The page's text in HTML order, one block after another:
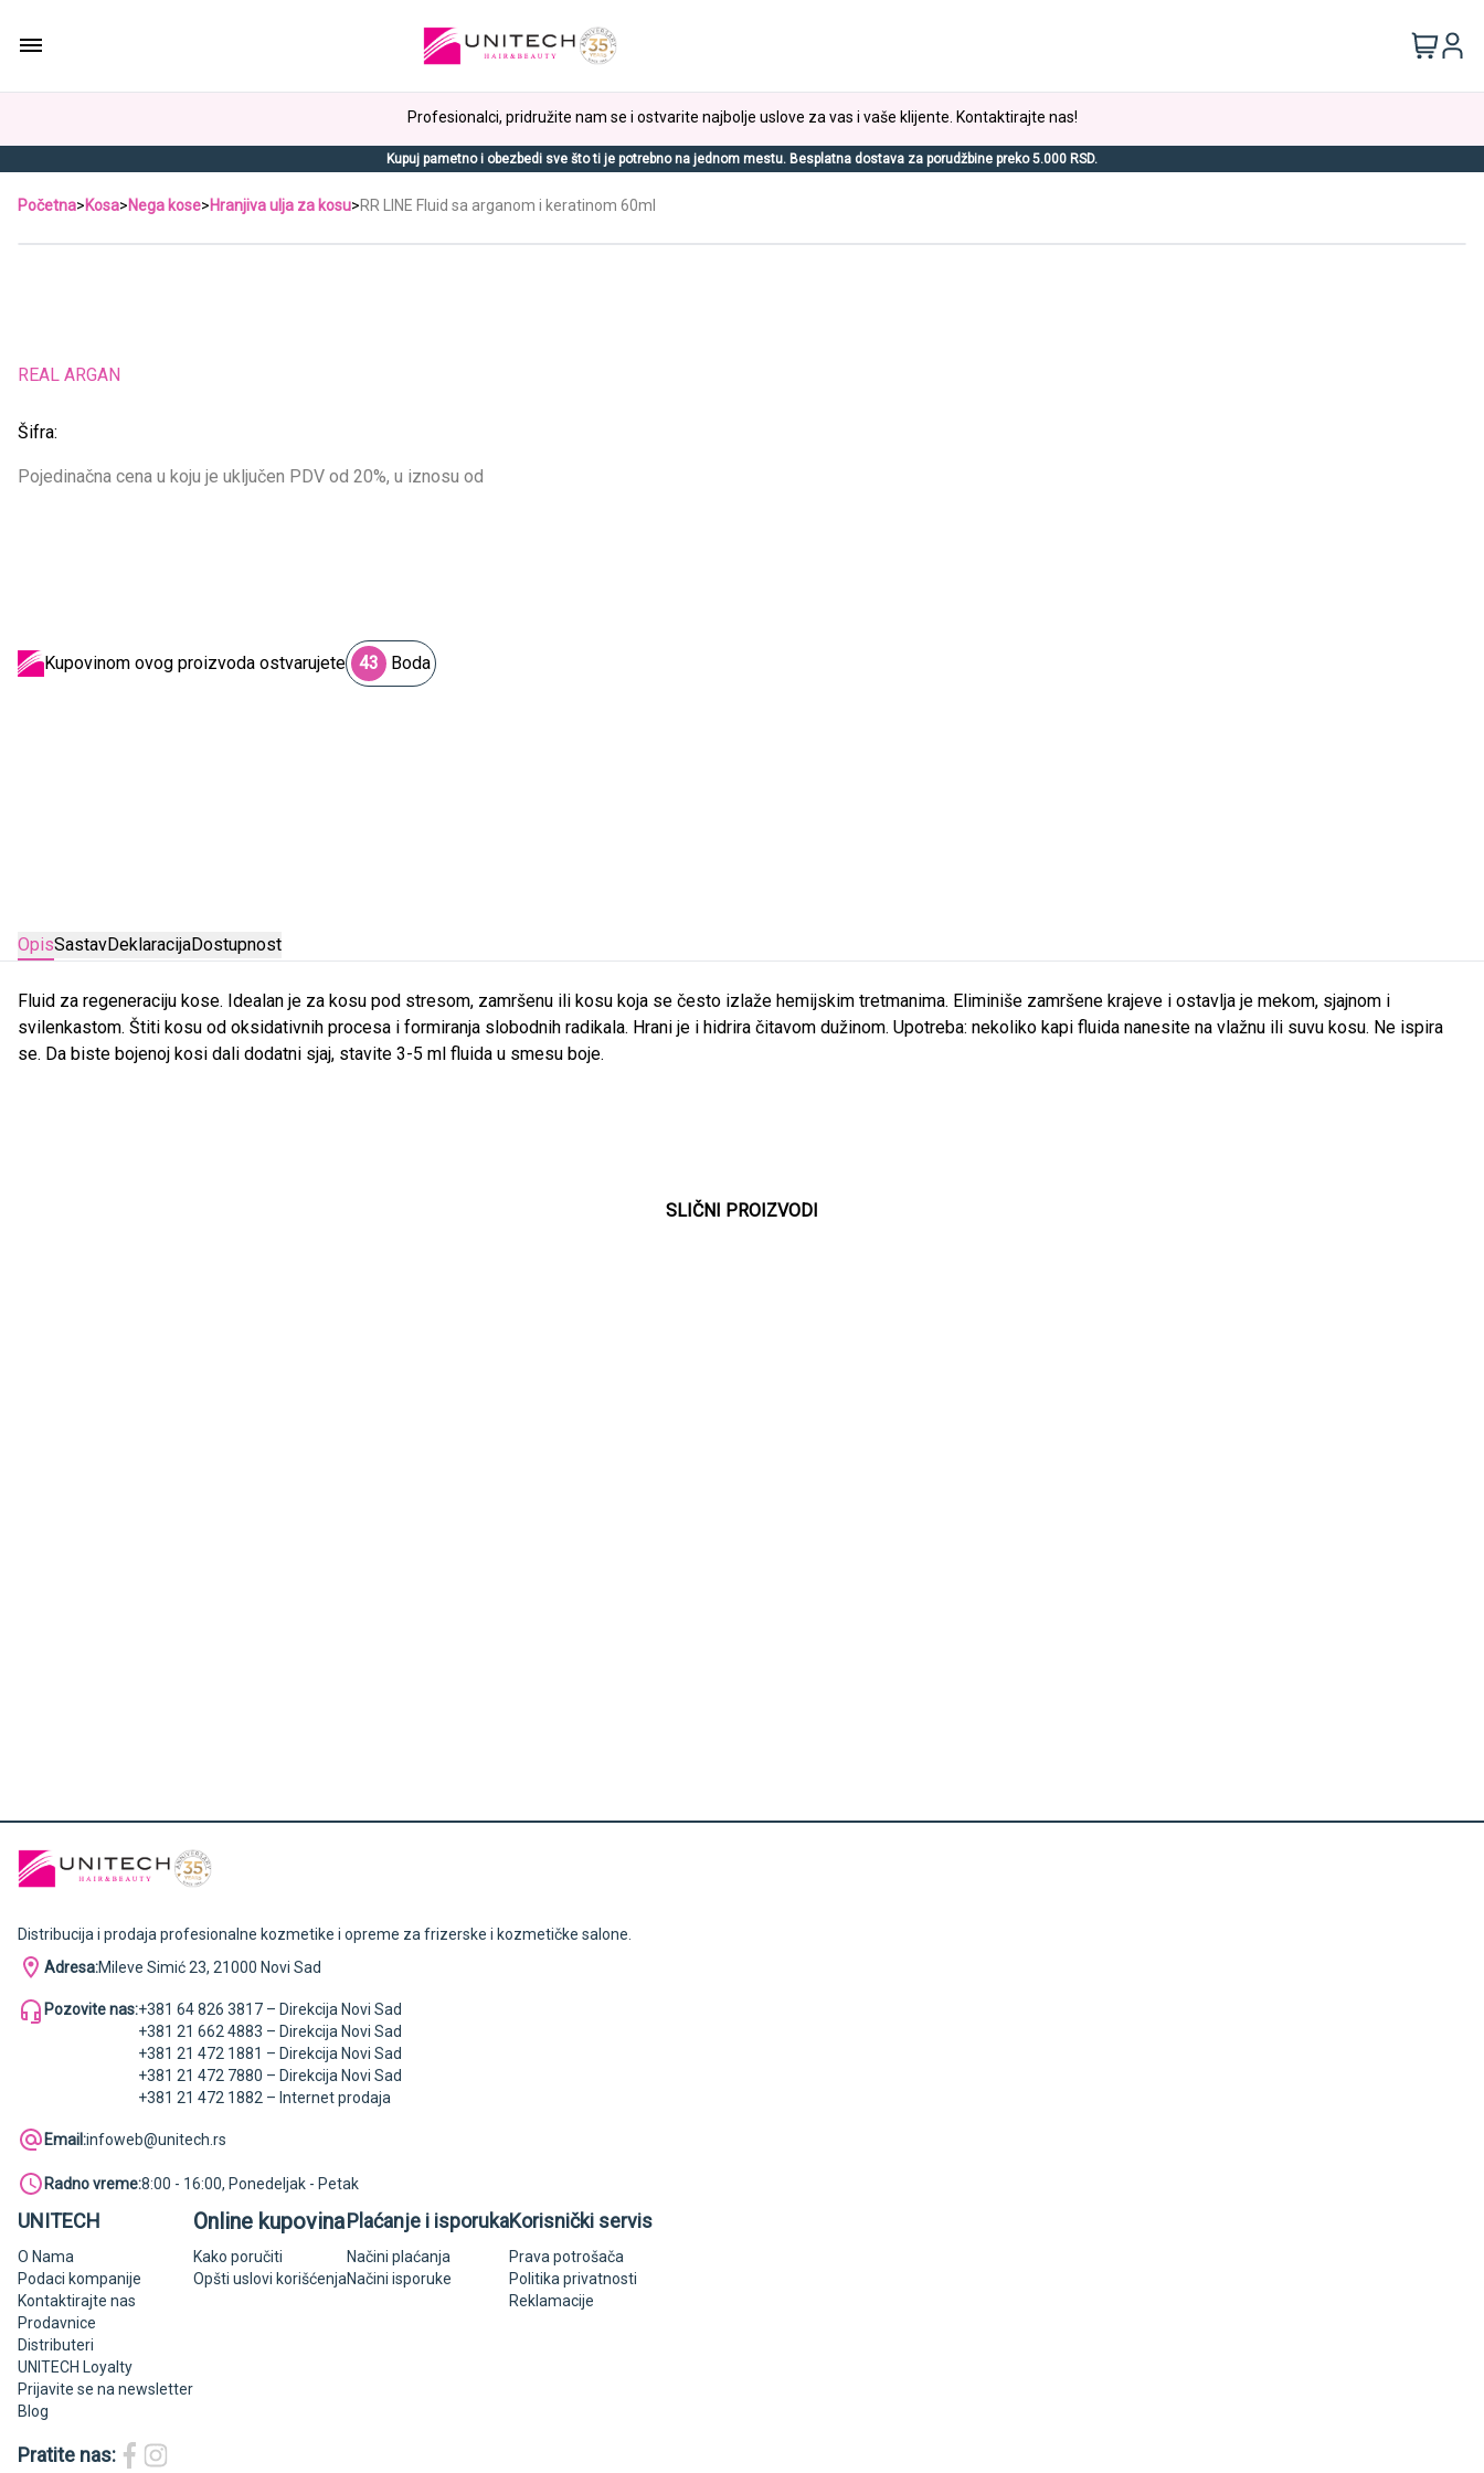
Profesionalci, pridružite nam se i ostvarite najbolje uslove za vas i vaše klijente. Kontaktirajte nas!
Kupuj pametno i obezbedi sve što ti je potrebno na jednom mestu. Besplatna dostava za porudžbine preko 5.000 RSD.
Početna>Kosa>Nega kose>Hranjiva ulja za kosu>RR LINE Fluid sa arganom i keratinom 60ml
REAL ARGAN
Šifra:
Pojedinačna cena u koju je uključen PDV od 20%, u iznosu od
Kupovinom ovog proizvoda ostvarujete 43 Boda
OpisSastavDeklaracijaDostupnost
Fluid za regeneraciju kose. Idealan je za kosu pod stresom, zamršenu ili kosu koja se često izlaže hemijskim tretmanima. Eliminiše zamršene krajeve i ostavlja je mekom, sjajnom i
svilenkastom. Štiti kosu od oksidativnih procesa i formiranja slobodnih radikala. Hrani je i hidrira čitavom dužinom. Upotreba: nekoliko kapi fluida nanesite na vlažnu ili suvu kosu. Ne ispira
se. Da biste bojenoj kosi dali dodatni sjaj, stavite 3-5 ml fluida u smesu boje.
SLIČNI PROIZVODI
Distribucija i prodaja profesionalne kozmetike i opreme za frizerske i kozmetičke salone.
Adresa:Mileve Simić 23, 21000 Novi Sad
Pozovite nas:+381 64 826 3817 – Direkcija Novi Sad
+381 21 662 4883 – Direkcija Novi Sad
+381 21 472 1881 – Direkcija Novi Sad
+381 21 472 7880 – Direkcija Novi Sad
+381 21 472 1882 – Internet prodaja
Email:infoweb@unitech.rs
Radno vreme:8:00 - 16:00, Ponedeljak - Petak
UNITECH
O Nama
Podaci kompanije
Kontaktirajte nas
Prodavnice
Distributeri
UNITECH Loyalty
Prijavite se na newsletter
Blog
Online kupovina
Kako poručiti
Opšti uslovi korišćenja
Plaćanje i isporuka
Načini plaćanja
Načini isporuke
Korisnički servis
Prava potrošača
Politika privatnosti
Reklamacije
Pratite nas: